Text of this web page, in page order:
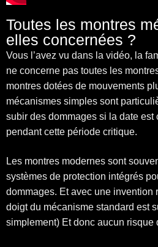
Toutes les montres
elles concernées ?
Vous l’avez vu dans la vidéo, la
ne concerne pas toutes les
montres dotées de mouvements
mécanismes simples sont
subir des dommages si la date
pendant cette période critique.
Les montres modernes sont
systèmes de protection intégrés
dommages. Et avec une invention
doigt du mécanisme standard est
simplement) Et donc aucun risque